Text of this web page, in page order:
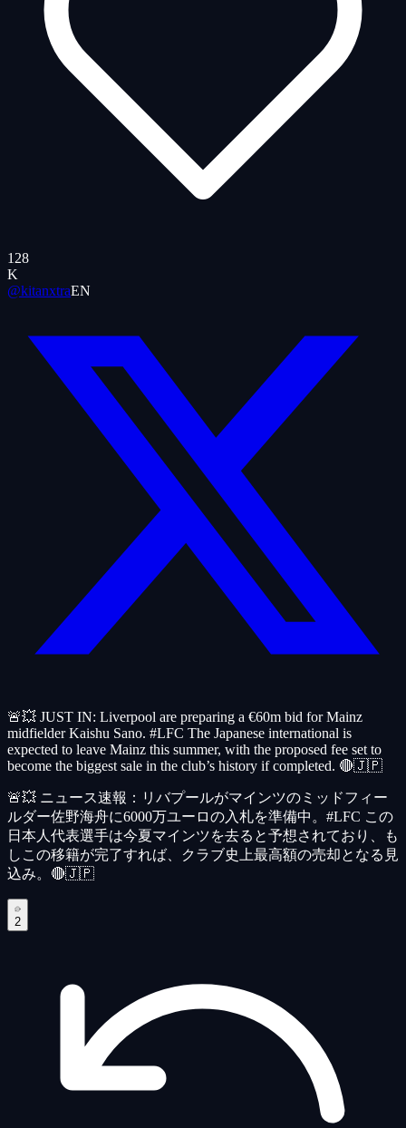
128
K
@kitanxtraEN
🚨💥 JUST IN: Liverpool are preparing a €60m bid for Mainz
midfielder Kaishu Sano. #LFC The Japanese international is
expected to leave Mainz this summer, with the proposed fee set to
become the biggest sale in the club’s history if completed. 🔴🇯🇵
🚨💥 ニュース速報：リバプールがマインツのミッドフィー
ルダー佐野海舟に6000万ユーロの入札を準備中。#LFC この
日本人代表選手は今夏マインツを去ると予想されており、も
しこの移籍が完了すれば、クラブ史上最高額の売却となる見
込み。🔴🇯🇵
2